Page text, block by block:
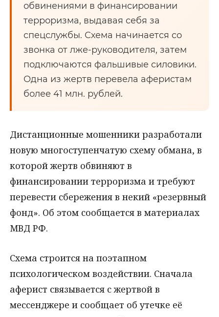
обвинениями в финансировании
терроризма, выдавая себя за
спецслужбы. Схема начинается со
звонка от лже-руководителя, затем
подключаются фальшивые силовики.
Одна из жертв перевела аферистам
более 41 млн. рублей.
Дистанционные мошенники разработали
новую многоступенчатую схему обмана, в
которой жертв обвиняют в
финансировании терроризма и требуют
перевести сбережения в некий «резервный
фонд». Об этом сообщается в материалах
МВД РФ.
Схема строится на поэтапном
психологическом воздействии. Сначала
аферист связывается с жертвой в
мессенджере и сообщает об утечке её